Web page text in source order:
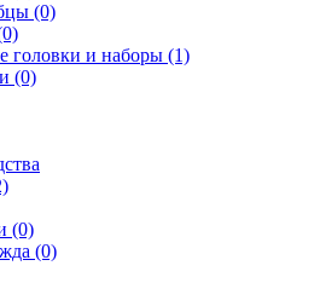
(0)
головки и наборы (1)
(0)
(0)
(0)